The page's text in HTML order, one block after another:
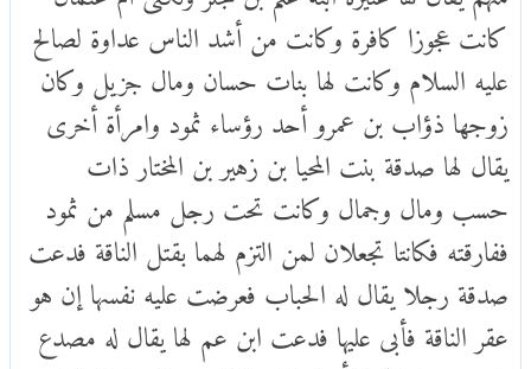
كانت عجوزا كافرة وكانت من أشد الناس عداوة لصالح
عليه السلام وكانت لها بنات حسان ومال جزيل وكان
زوجها ذؤاب بن عمرو أحد رؤساء ثمود وامرأة أخرى
يقال لها صدقة بنت المحيا بن زهير بن المختار ذات
حسب ومال وجمال وكانت تحت رجل مسلم من ثمود
ففارقته فكانتا تجعلان لمن التزم لهما بقتل الناقة فدعت
صدقة رجلا يقال له الحباب فعرضت عليه نفسها إن هو
عقر الناقة فأبى عليها فدعت ابن عم لها يقال له مصدع